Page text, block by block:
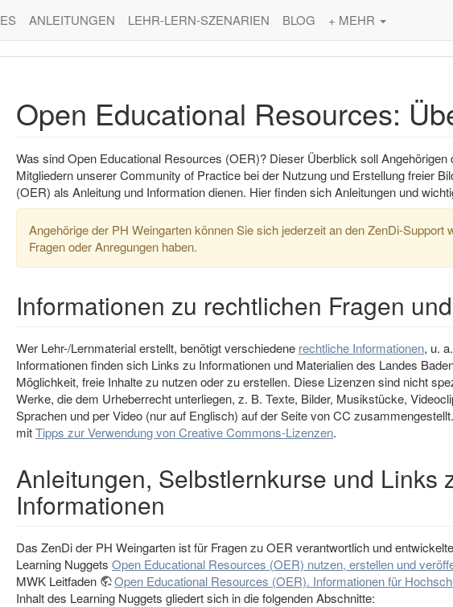
ANLEITUNGEN LEHR-LERN-SZENARIEN BLOG + MEHR
Open Educational Resources:
Was sind Open Educational Resources (OER)? Dieser Überblick soll
Mitgliedern unserer Community of Practice bei der Nutzung und Erstellung freier
(OER) als Anleitung und Information dienen. Hier finden sich Anleitungen und
Angehörige der PH Weingarten können Sie sich jederzeit an den ZenDi-
Fragen oder Anregungen haben.
Informationen zu rechtlichen Fragen
Wer Lehr-/Lernmaterial erstellt, benötigt verschiedene rechtliche Informationen, u.
Informationen finden sich Links zu Informationen und Materialien des Landes
Möglichkeit, freie Inhalte zu nutzen oder zu erstellen. Diese Lizenzen sind nicht
Werke, die dem Urheberrecht unterliegen, z. B. Texte, Bilder, Musikstücke,
Sprachen und per Video (nur auf Englisch) auf der Seite von CC
mitTipps zur Verwendung von Creative Commons-Lizenzen.
Anleitungen, Selbstlernkurse und Links
Informationen
Das ZenDi der PH Weingarten ist für Fragen zu OER verantwortlich und
Learning Nuggets Open Educational Resources (OER) nutzen, erstellen und
MWK Leitfaden
Open Educational Resources (OER). Informationen für
Inhalt des Learning Nuggets gliedert sich in die folgenden Abschnitte: